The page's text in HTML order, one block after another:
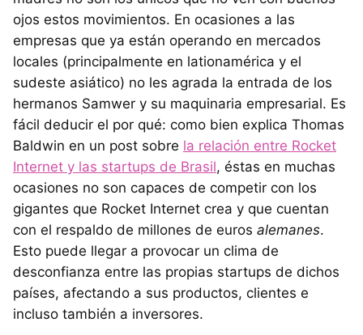
ojos estos movimientos. En ocasiones a las
empresas que ya están operando en mercados
locales (principalmente en lationamérica y el
sudeste asiático) no les agrada la entrada de los
hermanos Samwer y su maquinaria empresarial. Es
fácil deducir el por qué: como bien explica Thomas
Baldwin en un post sobre la relación entre Rocket
Internet y las startups de Brasil, éstas en muchas
ocasiones no son capaces de competir con los
gigantes que Rocket Internet crea y que cuentan
con el respaldo de millones de euros alemanes.
Esto puede llegar a provocar un clima de
desconfianza entre las propias startups de dichos
países, afectando a sus productos, clientes e
incluso también a inversores.